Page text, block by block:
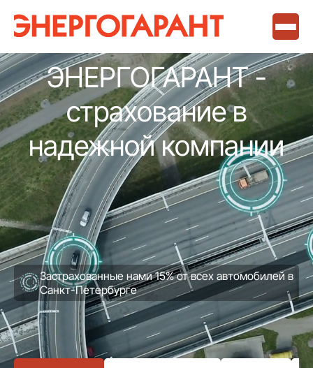
ЭНЕРГОГАРАНТ -
страхование в
надежной компании
Застрахованные нами 15% от всех автомобилей в
Санкт-Петербурге